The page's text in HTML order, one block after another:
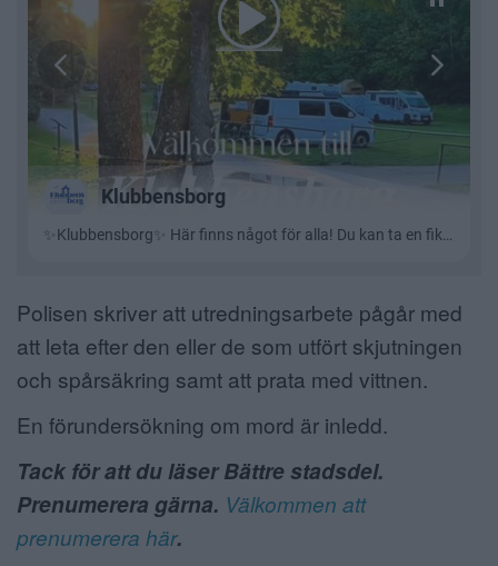
Polisen skriver att utredningsarbete pågår med
att leta efter den eller de som utfört skjutningen
och spårsäkring samt att prata med vittnen.
En förundersökning om mord är inledd.
Tack för att du läser Bättre stadsdel.
Prenumerera gärna. Välkommen att
prenumerera här.